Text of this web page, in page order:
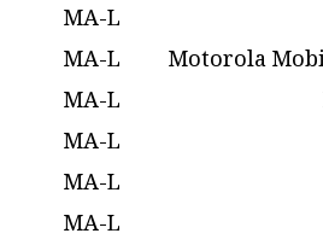
MA-L
Motorola
MA-L
MA-L
MA-L
MA-L
MA-L